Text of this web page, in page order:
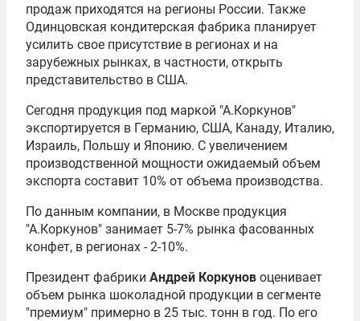
продаж приходятся на регионы России. Также
Одинцовская кондитерская фабрика планирует
усилить свое присутствие в регионах и на
зарубежных рынках, в частности, открыть
представительство в США.
Сегодня продукция под маркой "А.Коркунов"
экспортируется в Германию, США, Канаду, Италию,
Израиль, Польшу и Японию. С увеличением
производственной мощности ожидаемый объем
экспорта составит 10% от объема производства.
По данным компании, в Москве продукция
"А.Коркунов" занимает 5-7% рынка фасованных
конфет, в регионах - 2-10%.
Президент фабрики Андрей Коркунов оценивает
объем рынка шоколадной продукции в сегменте
"премиум" примерно в 25 тыс. тонн в год. По его